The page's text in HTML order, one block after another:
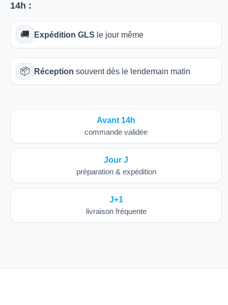
14h :
🚚 Expédition GLS le jour même
📦 Réception souvent dès le lendemain matin
Avant 14h
commande validée
Jour J
préparation & expédition
J+1
livraison fréquente